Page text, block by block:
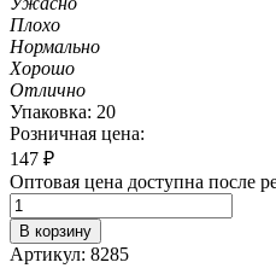
Плохо
Нормально
Хорошо
Отлично
Упаковка: 20
Розничная цена:
147 ₽
Оптовая цена доступна после
В корзину
Артикул: 8285